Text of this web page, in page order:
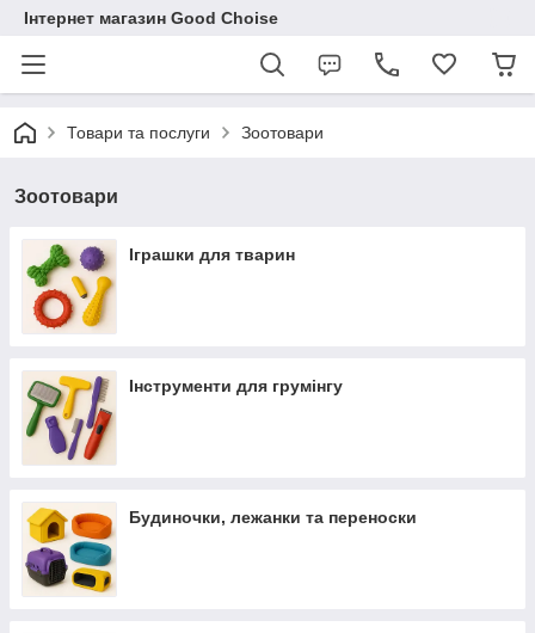
Інтернет магазин Good Choise
Товари та послуги Зоотовари
Зоотовари
Іграшки для тварин
Інструменти для грумінгу
Будиночки, лежанки та переноски